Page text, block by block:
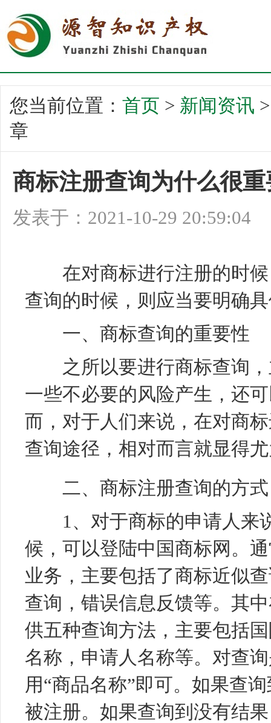
您当前位置： 首页 > 新闻资讯
章
商标注册查询为什么很
发表于：2021-10-29 20:59:04
在对商标进行注册的时候
查询的时候，则应当要明确
一、商标查询的重要性
之所以要进行商标查询，
一些不必要的风险产生，还
而，对于人们来说，在对商
查询途径，相对而言就显得
二、商标注册查询的方式
1、对于商标的申请人来
候，可以登陆中国商标网。
业务，主要包括了商标近似
查询，错误信息反馈等。其
供五种查询方法，主要包括
名称，申请人名称等。对查
用“商品名称”即可。如果查
被注册。如果查询到没有结